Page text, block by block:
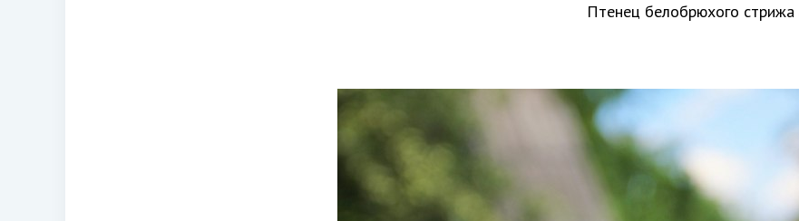
Птенец белобрюхого стрижа